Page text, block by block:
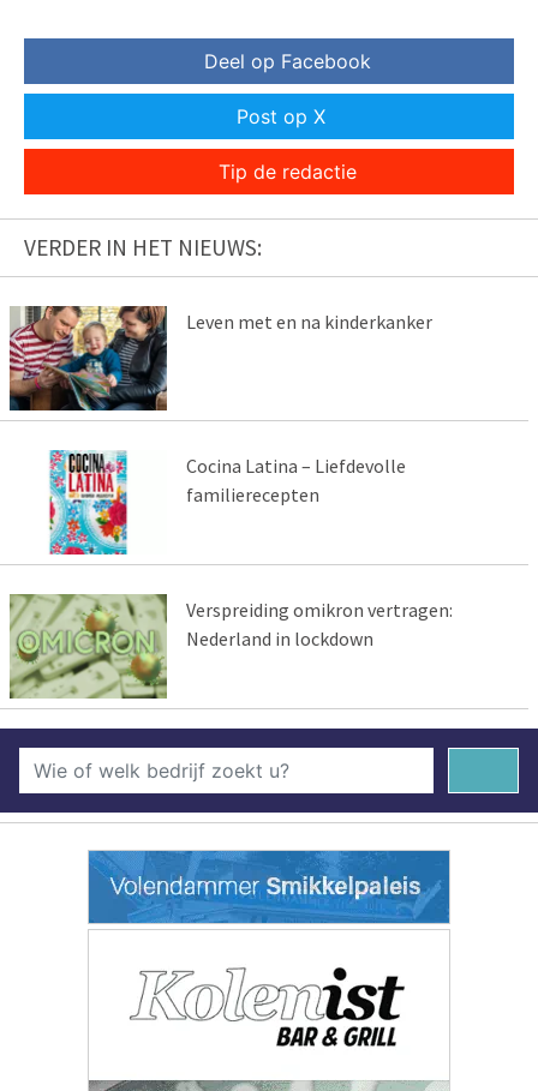
Deel op Facebook
Post op X
Tip de redactie
VERDER IN HET NIEUWS:
Leven met en na kinderkanker
Cocina Latina – Liefdevolle
familierecepten
Verspreiding omikron vertragen:
Nederland in lockdown